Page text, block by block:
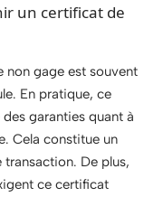
un certificat de
non gage est souvent
En pratique, ce
garanties quant à
Cela constitue un
De plus,
ce certificat